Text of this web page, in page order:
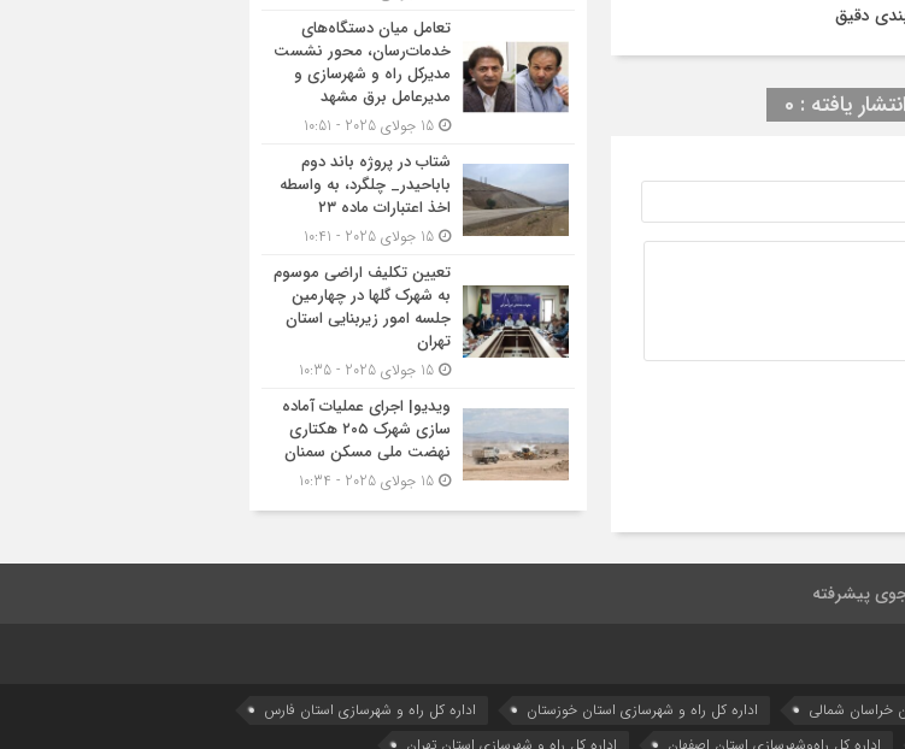
انتشار یافته : 0
تعامل میان دستگاه‌های
خدمات‌رسان، محور نشست
مدیرکل راه و شهرسازی و
مدیرعامل برق مشهد
شتاب در پروژه باند دوم
باباحیدر_ چلگرد، به واسطه
اخذ اعتبارات ماده ۲۳
تعیین تکلیف اراضی موسوم
به شهرک گلها در چهارمین
جلسه امور زیربنایی استان
تهران
ویدیو| اجرای عملیات آماده
سازی شهرک ۲۰۵ هکتاری
نهضت ملی مسکن سمنان
پیشرفته
خراسان شمالي اداره كل راه و شهرسازي استان خوزستان
اداره كل راه و شهرسازي استان فارس